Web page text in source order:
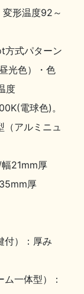
形温度92～
方式パターン
光色）・色
度
電球色)。
（アルミニュ
21mm厚
厚
付）：厚み
一体型）：